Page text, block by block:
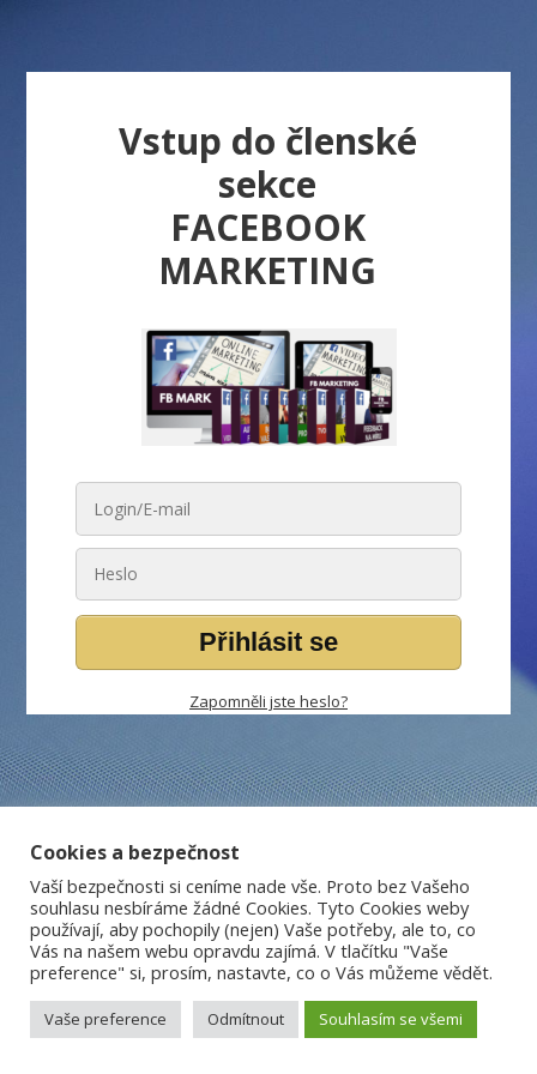
Vstup do členské
sekce
FACEBOOK
MARKETING
Přihlásit se
Zapomněli jste heslo?
Cookies a bezpečnost
Vaší bezpečnosti si ceníme nade vše. Proto bez Vašeho
souhlasu nesbíráme žádné Cookies. Tyto Cookies weby
používají, aby pochopily (nejen) Vaše potřeby, ale to, co
Vás na našem webu opravdu zajímá. V tlačítku "Vaše
preference" si, prosím, nastavte, co o Vás můžeme vědět.
Vaše preference Odmítnout Souhlasím se všemi